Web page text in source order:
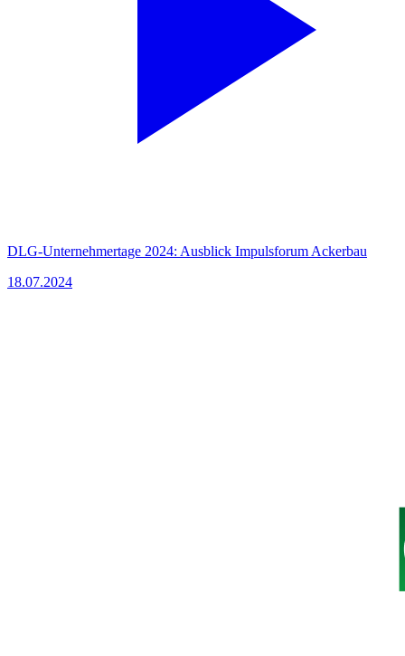
DLG-Unternehmertage 2024: Ausblick Impulsforum Ackerbau
18.07.2024